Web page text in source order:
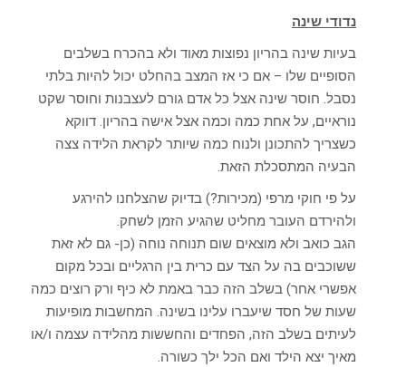
נדודי שינה
בעיות שינה בהריון נפוצות מאוד ולא בהכרח בשלבים
הסופיים שלו – אם כי אז המצב בהחלט יכול להיות בלתי
נסבל. חוסר שינה אצל כל אדם גורם לעצבנות וחוסר שקט
נוראיים, על אחת כמה וכמה אצל אישה בהריון. דווקא
כשצריך להתכונן ולנוח כמה שיותר לקראת הלידה צצה
הבעיה המתסכלת הזאת.
על פי חוקי מרפי (מכירות?) בדיוק שהצלחנו להירגע
ולהירדם העובר מחליט שהגיע הזמן לשחק.
הגב כואב ולא מוצאים שום תנוחה נוחה (כן- גם לא זאת
ששוכבים בה על הצד עם כרית בין הרגליים ובכל מקום
אפשרי אחר) בשלב הזה כבר באמת לא כיף ורק רוצים כמה
שעות של חסד שיעברו עלינו בשינה. המחשבות מופיעות
לעיתים בשלב הזה, הפחדים והחששות מהלידה עצמה ו/או
מאיך יצא הילד ואם הכל ילך כשורה.